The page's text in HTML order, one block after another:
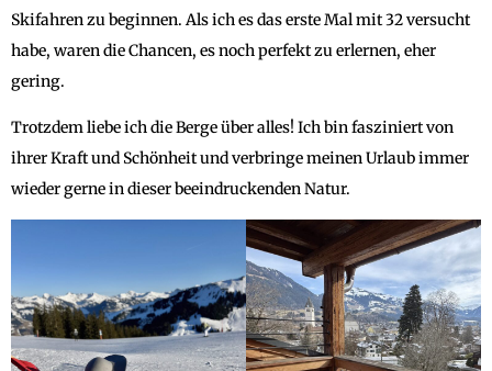
Skifahren zu beginnen. Als ich es das erste Mal mit 32 versucht
habe, waren die Chancen, es noch perfekt zu erlernen, eher
gering.
Trotzdem liebe ich die Berge über alles! Ich bin fasziniert von
ihrer Kraft und Schönheit und verbringe meinen Urlaub immer
wieder gerne in dieser beeindruckenden Natur.